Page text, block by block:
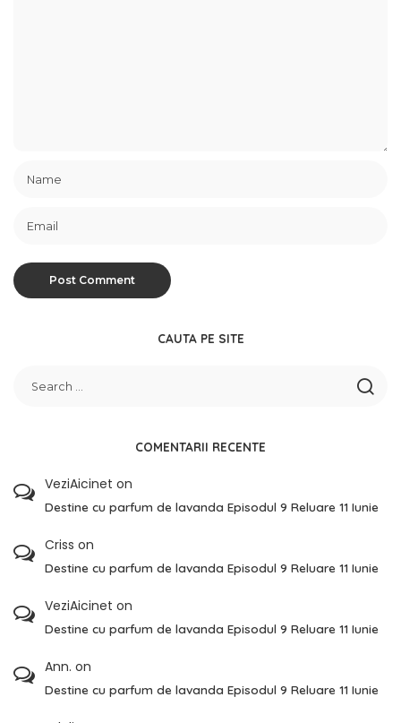
CAUTA PE SITE
COMENTARII RECENTE
VeziAicinet on
Destine cu parfum de lavanda Episodul 9 Reluare 11 Iunie
Criss on
Destine cu parfum de lavanda Episodul 9 Reluare 11 Iunie
VeziAicinet on
Destine cu parfum de lavanda Episodul 9 Reluare 11 Iunie
Ann. on
Destine cu parfum de lavanda Episodul 9 Reluare 11 Iunie